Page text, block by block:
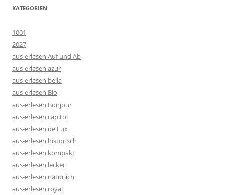
KATEGORIEN
1001
2027
aus-erlesen Auf und Ab
aus-erlesen azur
aus-erlesen bella
aus-erlesen Bio
aus-erlesen Bonjour
aus-erlesen capitol
aus-erlesen de Lux
aus-erlesen historisch
aus-erlesen kompakt
aus-erlesen lecker
aus-erlesen natürlich
aus-erlesen royal